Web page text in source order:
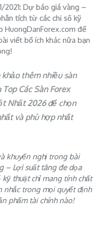
2021: Dự báo giá vàng –
tích từ các chỉ số kỹ
HuongDanForex.com để
viết bổ ích khác nữa bạn
thêm nhiều sàn
Top Các Sàn Forex
Nhất 2026để chọn
và phù hợp nhất
khuyến nghị trong bài
– Lợi suất tăng đe dọa
kỹ thuậtchỉ mang tính chất
nhắc trong mọi quyết định
phẩm tài chính nào!